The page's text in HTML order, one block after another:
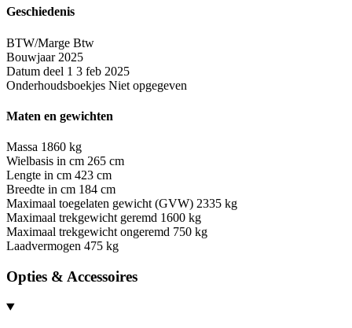
Geschiedenis
BTW/Marge Btw
Bouwjaar 2025
Datum deel 1 3 feb 2025
Onderhoudsboekjes Niet opgegeven
Maten en gewichten
Massa 1860 kg
Wielbasis in cm 265 cm
Lengte in cm 423 cm
Breedte in cm 184 cm
Maximaal toegelaten gewicht (GVW) 2335 kg
Maximaal trekgewicht geremd 1600 kg
Maximaal trekgewicht ongeremd 750 kg
Laadvermogen 475 kg
Opties & Accessoires